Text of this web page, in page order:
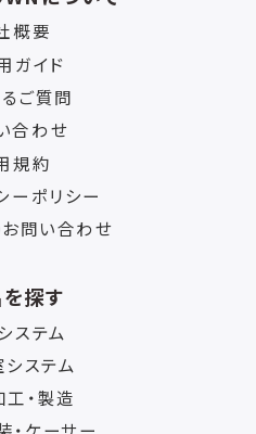
概要
ガイド
ご質問
合わせ
規約
ーポリシー
問い合わせ
探す
ステム
ステム
・製造